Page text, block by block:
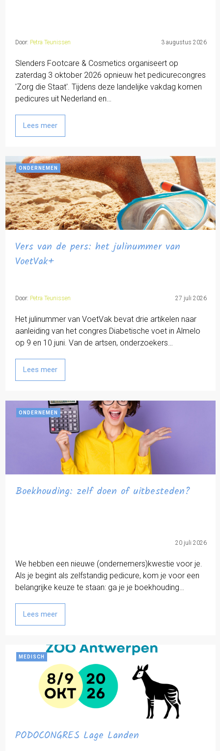
Door: Petra Teunissen 3 augustus 2026
Slenders Footcare & Cosmetics organiseert op
zaterdag 3 oktober 2026 opnieuw het pedicurecongres
'Zorg die Staat'. Tijdens deze landelijke vakdag komen
pedicures uit Nederland en…
Lees meer
ONDERNEMEN
Vers van de pers: het julinummer van
VoetVak+
Door: Petra Teunissen 27 juli 2026
Het julinummer van VoetVak bevat drie artikelen naar
aanleiding van het congres Diabetische voet in Almelo
op 9 en 10 juni. Van de artsen, onderzoekers…
Lees meer
ONDERNEMEN
Boekhouding: zelf doen of uitbesteden?
20 juli 2026
We hebben een nieuwe (ondernemers)kwestie voor je.
Als je begint als zelfstandig pedicure, kom je voor een
belangrijke keuze te staan: ga je je boekhouding…
Lees meer
MEDISCH
PODOCONGRES Lage Landen